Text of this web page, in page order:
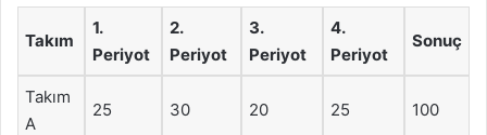
Takım
1.
Periyot
2.
Periyot
3.
Periyot
4.
Periyot
Sonuç
Takım
A
25 30 20 25 100